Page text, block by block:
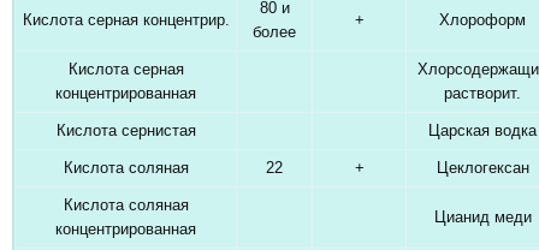
Кислота серная концентрир.
80 и
более
+ Хлороформ
Кислота серная
концентрированная
растворит.
Кислота сернистая Царская водка
Кислота соляная 22 + Цеклогексан
Кислота соляная
концентрированная
Цианид меди